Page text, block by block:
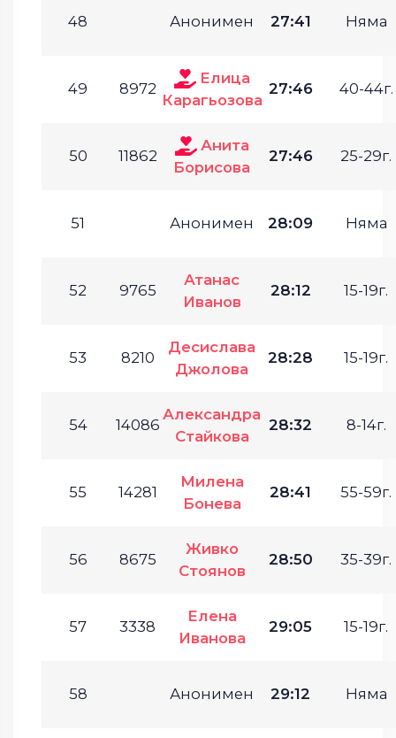
48 Анонимен 27:41 Няма
49 8972
Елица
Карагьозова
27:46 40-44г.
50 11862
Анита
Борисова
27:46 25-29г.
51 Анонимен 28:09 Няма
52 9765
Атанас
Иванов
28:12 15-19г.
53 8210
Десислава
Джолова
28:28 15-19г.
54 14086
Александра
Стайкова
28:32 8-14г.
55 14281
Милена
Бонева
28:41 55-59г.
56 8675
Живко
Стоянов
28:50 35-39г.
57 3338
Елена
Иванова
29:05 15-19г.
58 Анонимен 29:12 Няма